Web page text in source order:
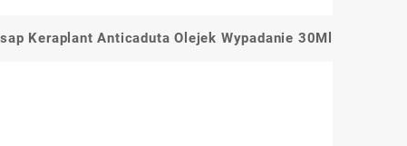
Keraplant Anticaduta Olejek Wypadanie 30Ml